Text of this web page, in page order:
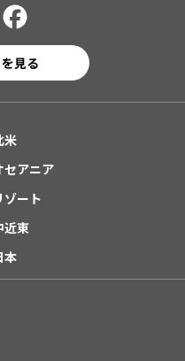
見る
米
セアニア
ゾート
近東
本